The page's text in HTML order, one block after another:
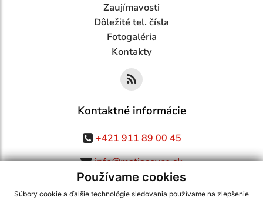
Používame cookies
Súbory cookie a ďalšie technológie sledovania používame na zlepšenie
Zaujímavosti
Dôležité tel. čísla
Fotogaléria
Kontakty
Kontaktné informácie
+421 911 89 00 45
info@matiasovce.sk